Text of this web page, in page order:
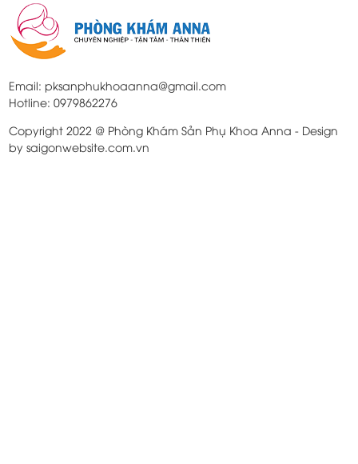
Email: pksanphukhoaanna@gmail.com
Hotline: 0979862276
Copyright 2022 @ Phòng Khám Sản Phụ Khoa Anna - Design
by saigonwebsite.com.vn